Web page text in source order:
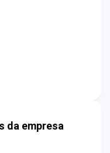
da empresa